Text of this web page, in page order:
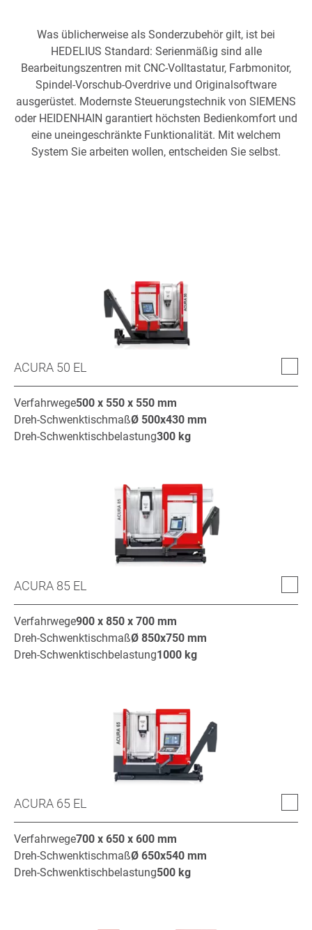
Was üblicherweise als Sonderzubehör gilt, ist bei
HEDELIUS Standard: Serienmäßig sind alle
Bearbeitungszentren mit CNC-Volltastatur, Farbmonitor,
Spindel-Vorschub-Overdrive und Originalsoftware
ausgerüstet. Modernste Steuerungstechnik von SIEMENS
oder HEIDENHAIN garantiert höchsten Bedienkomfort und
eine uneingeschränkte Funktionalität. Mit welchem
System Sie arbeiten wollen, entscheiden Sie selbst.
ACURA 50 EL
Verfahrwege500 x 550 x 550 mm
Dreh-SchwenktischmaßØ 500x430 mm
Dreh-Schwenktischbelastung300 kg
ACURA 85 EL
Verfahrwege900 x 850 x 700 mm
Dreh-SchwenktischmaßØ 850x750 mm
Dreh-Schwenktischbelastung1000 kg
ACURA 65 EL
Verfahrwege700 x 650 x 600 mm
Dreh-SchwenktischmaßØ 650x540 mm
Dreh-Schwenktischbelastung500 kg